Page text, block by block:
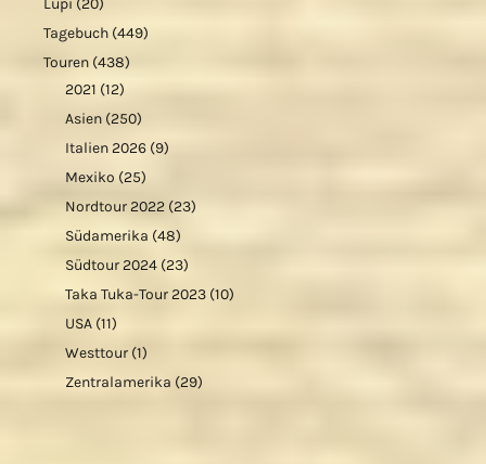
Tagebuch (449)
Touren (438)
2021 (12)
Asien (250)
Italien 2026 (9)
Mexiko (25)
Nordtour 2022 (23)
Südamerika (48)
Südtour 2024 (23)
Taka Tuka-Tour 2023 (10)
USA (11)
Westtour (1)
Zentralamerika (29)